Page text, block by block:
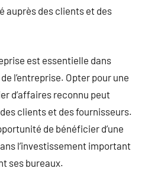
auprès des clients et des
est essentielle dans
l’entreprise. Opter pour une
d’affaires reconnu peut
clients et des fournisseurs.
de bénéficier d’une
l’investissement important
ses bureaux.